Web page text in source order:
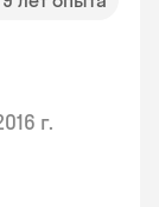
г.